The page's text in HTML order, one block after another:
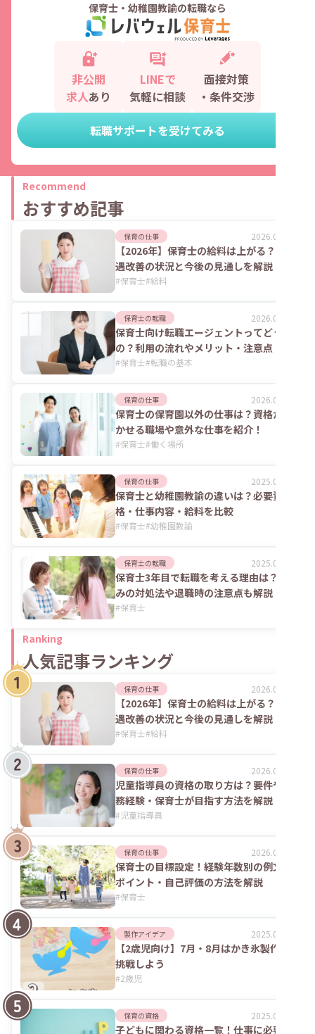
保育士・幼稚園教諭の転職なら
非公開
求人あり
LINEで
気軽に相談
面接対策
・条件交渉
転職サポートを受けてみる
Recommend
おすすめ記事
保育の仕事 2026.08.06
【2026年】保育士の給料は上がる？処
遇改善の状況と今後の見通しを解説
#保育士#給料
保育士の転職 2026.08.06
保育士向け転職エージェントってどうな
の？利用の流れやメリット・注意点
#保育士#転職の基本
保育の仕事 2026.07.24
保育士の保育園以外の仕事は？資格が活
かせる職場や意外な仕事を紹介！
#保育士#働く場所
保育の仕事 2025.06.02
保育士と幼稚園教諭の違いは？必要資
格・仕事内容・給料を比較
#保育士#幼稚園教諭
保育士の転職 2025.06.02
保育士3年目で転職を考える理由は？悩
みの対処法や退職時の注意点も解説
#保育士
Ranking
人気記事ランキング
保育の仕事 2026.08.06
【2026年】保育士の給料は上がる？処
遇改善の状況と今後の見通しを解説
#保育士#給料
保育の仕事 2026.07.24
児童指導員の資格の取り方は？要件や実
務経験・保育士が目指す方法を解説
#児童指導員
保育の仕事 2026.02.09
保育士の目標設定！経験年数別の例文や
ポイント・自己評価の方法を解説
#保育士
製作アイデア 2025.09.04
【2歳児向け】7月・8月はかき氷製作に
挑戦しよう
#2歳児
保育の資格 2025.06.02
子どもに関わる資格一覧！仕事に必要な